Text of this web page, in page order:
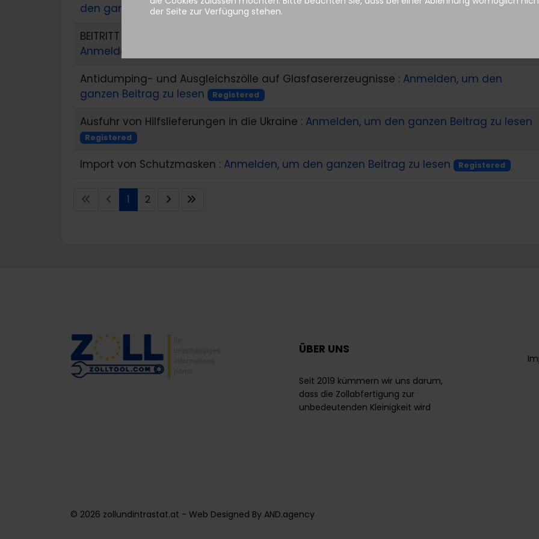
den ganzen Beitrag zu lesen Registered
BEITRITT DER UKRAINE ZUM ÜBEREINKOMMEN ÜBER EIN GEMEINSAMES VERSANDVERFAHREN :
Anmelden, um den ganzen Beitrag zu lesen
Antidumping- und Ausgleichszölle auf Glasfasererzeugnisse : Anmelden, um den
ganzen Beitrag zu lesen
Registered
Ausfuhr von Hilfslieferungen in die Ukraine : Anmelden, um den ganzen Beitrag zu lesen
Registered
Import von Schutzmasken : Anmelden, um den ganzen Beitrag zu lesen Registered
1 2
ÜBER UNS
Seit 2019 kümmern wir uns darum,
dass die Zollabfertigung zur
unbedeutenden Kleinigkeit wird
© 2026 zollundintrastat.at - Web Designed By AND.agency
der Seite zur Verfügung stehen.